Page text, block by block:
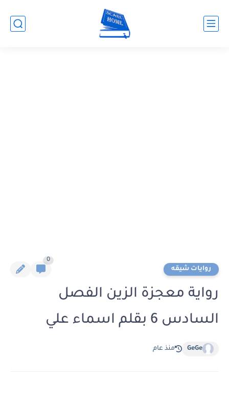
روايات شيقه
0
رواية معجزة الزين الفصل
السادس 6 بقلم اسماء علي
GeGe منذ عام